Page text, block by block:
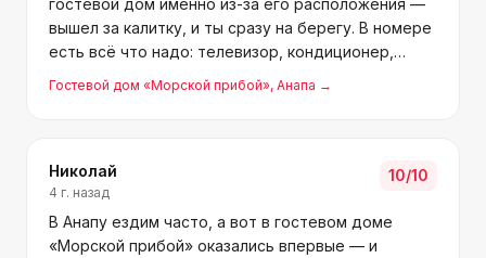
гостевой дом именно из-за его расположения —
вышел за калитку, и ты сразу на берегу. В номере
есть всё что надо: телевизор, кондиционер,
холодильник, свой санузел. Полотенца дают,
постель с полотенцами меняют раз в неделю. За
Гостевой дом «Морской прибой», Анапа →
Николай
4 г. назад
10/10
В Анапу ездим часто, а вот в гостевом доме
«Морской прибой» оказались впервые — и